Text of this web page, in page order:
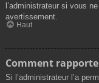
l’administrateur si vous
avertissement.
Haut
Comment
Si l’administrateur l’a